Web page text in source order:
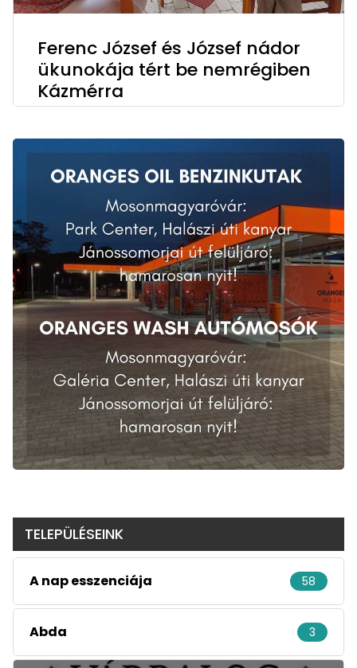
Ferenc József és József nádor
ükunokája tért be nemrégiben
Kázmérra
TELEPÜLÉSEINK
A nap esszenciája 58
Abda 3